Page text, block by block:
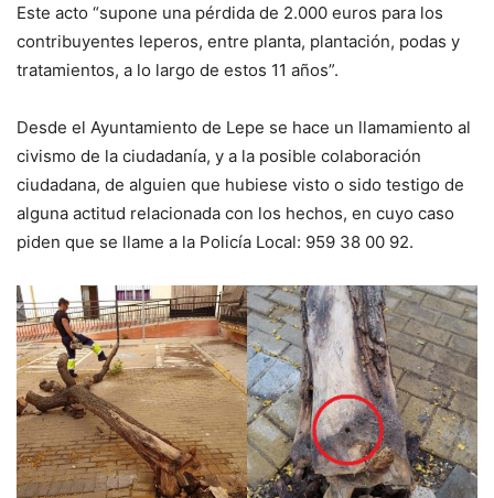
Este acto “supone una pérdida de 2.000 euros para los
contribuyentes leperos, entre planta, plantación, podas y
tratamientos, a lo largo de estos 11 años”.
Desde el Ayuntamiento de Lepe se hace un llamamiento al
civismo de la ciudadanía, y a la posible colaboración
ciudadana, de alguien que hubiese visto o sido testigo de
alguna actitud relacionada con los hechos, en cuyo caso
piden que se llame a la Policía Local: 959 38 00 92.